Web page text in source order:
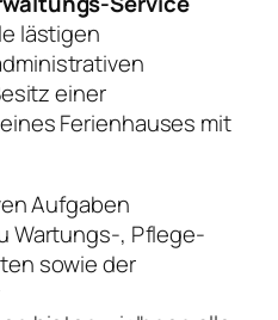
lästigen
einer
Ferienhauses mit
Aufgaben
Wartungs-, Pflege-
sowie der